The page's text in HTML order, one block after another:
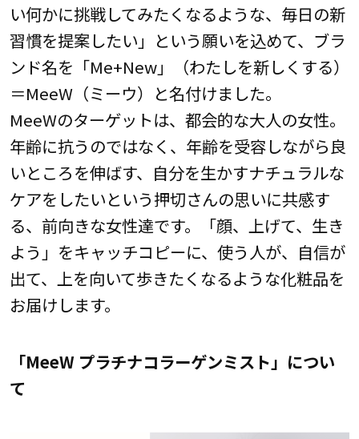
い何かに挑戦してみたくなるような、毎日の新
習慣を提案したい」という願いを込めて、ブラ
ンド名を「Me+New」（わたしを新しくする）
＝MeeW（ミーウ）と名付けました。
MeeWのターゲットは、都会的な大人の女性。
年齢に抗うのではなく、年齢を受容しながら良
いところを伸ばす、自分を生かすナチュラルな
ケアをしたいという押切さんの思いに共感す
る、前向きな女性達です。「顔、上げて、生き
よう」をキャッチコピーに、使う人が、自信が
出て、上を向いて歩きたくなるような化粧品を
お届けします。
「MeeW プラチナコラーゲンミスト」につい
て